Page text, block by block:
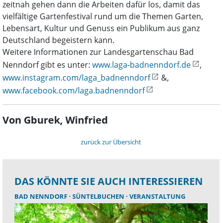
zeitnah gehen dann die Arbeiten dafür los, damit das
vielfältige Gartenfestival rund um die Themen Garten,
Lebensart, Kultur und Genuss ein Publikum aus ganz
Deutschland begeistern kann.
Weitere Informationen zur Landesgartenschau Bad
Nenndorf gibt es unter: www.laga-badnenndorf.de
,
www.instagram.com/laga_badnenndorf
&,
www.facebook.com/laga.badnenndorf
Von Gburek, Winfried
zurück zur Übersicht
DAS KÖNNTE SIE AUCH INTERESSIEREN
BAD NENNDORF SÜNTELBUCHEN VERANSTALTUNG